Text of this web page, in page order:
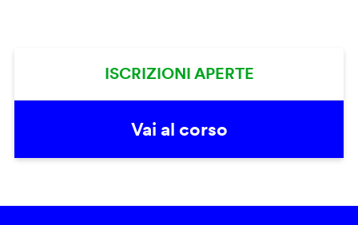
ISCRIZIONI APERTE
Vai al corso